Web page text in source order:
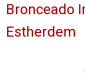
Bronceado
Estherdem